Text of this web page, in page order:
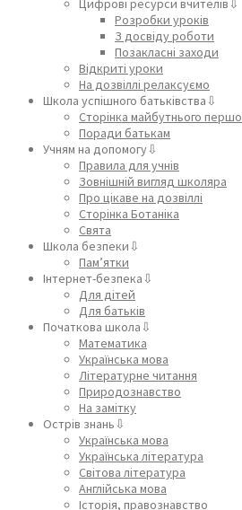
Цифрові ресурси вчителів⇩
Розробки уроків
З досвіду роботи
Позакласні заходи
Відкриті уроки
На дозвіллі релаксуємо
Школа успішного батьківства⇩
Сторінка майбутнього
Поради батькам
Учням на допомогу⇩
Правила для учнів
Зовнішній вигляд школяра
Про цікаве на дозвіллі
Сторінка Ботаніка
Свята
Школа безпеки⇩
Пам’ятки
Інтернет-безпека⇩
Для дітей
Для батьків
Початкова школа⇩
Математика
Українська мова
Літературне читання
Природознавство
На замітку
Острів знань⇩
Українська мова
Українська література
Світова література
Англійська мова
Історія, правознавство